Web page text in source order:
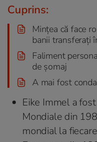
Cuprins:
Mințea că face
banii transferați
Faliment
de șomaj
A mai fost
Eike Immel a
Mondiale din
mondial la